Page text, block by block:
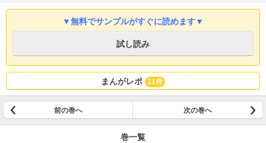
▼無料でサンプルがすぐに読めます▼
試し読み
まんがレポ 11件
前の巻へ 次の巻へ
巻一覧